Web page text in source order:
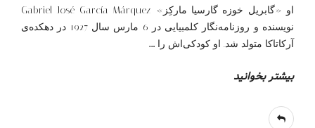
او «گابریل خوزه گارسیا مارکِز» Gabriel José García Márquez
نویسنده و روزنامه‌نگار کلمبیایی در 6 مارس سال 1927 در دهکده‌ی
آرکاتاکا متولد شد. او کودکی‌اش را …
بیشتر بخوانید